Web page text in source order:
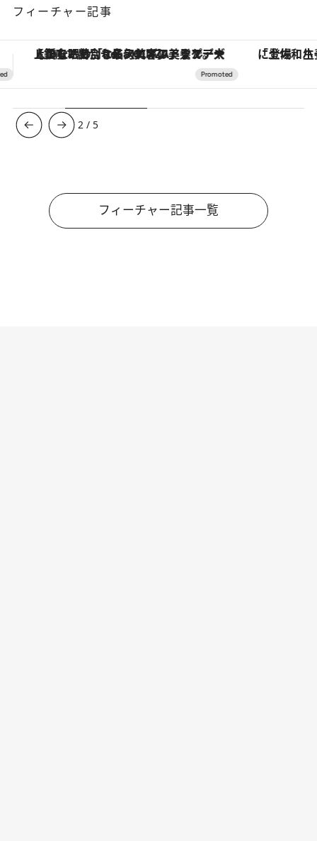
フィーチャー記事
「土佐和ハーブかき氷」がOMO7高知に登場！生姜、山椒、大葉など目にも舌にも涼を呼ぶ郷土の味 【夏限定ディナーコース】旬を
3 / 5
フィーチャー記事一覧